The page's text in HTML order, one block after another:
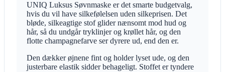
UNIQ Luksus Søvnmaske er det smarte budgetvalg,
hvis du vil have silkefølelsen uden silkeprisen. Det
bløde, silkeagtige stof glider nænsomt mod hud og
hår, så du undgår tryklinjer og krøllet hår, og den
flotte champagnefarve ser dyrere ud, end den er.
Den dækker øjnene fint og holder lyset ude, og den
justerbare elastik sidder behageligt. Stoffet er tyndere